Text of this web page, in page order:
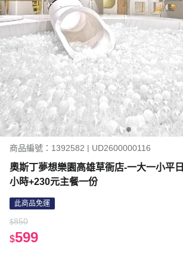
商品編號：1392582 | UD2600000116
奧斯丁夢想樂園高雄草衙店-一大一小平
小時+230元主餐一份
此商品免運
$850
$599